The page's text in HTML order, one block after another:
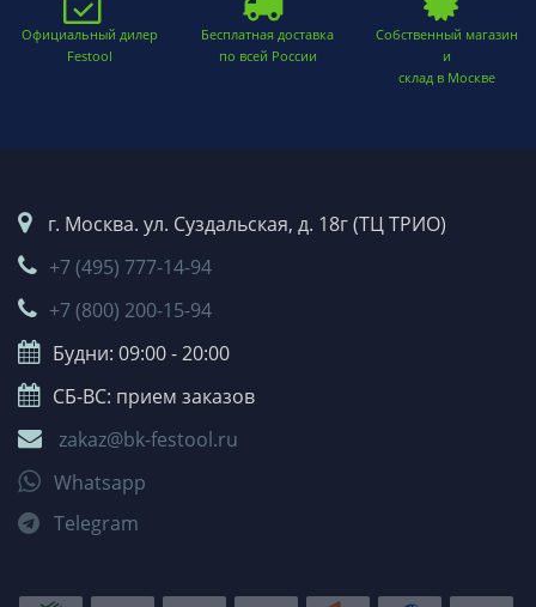
Официальный дилер
Festool
Бесплатная доставка
по всей России
Собственный магазин
и
склад в Москве
г. Москва. ул. Суздальская, д. 18г (ТЦ ТРИО)
+7 (495) 777-14-94
+7 (800) 200-15-94
Будни: 09:00 - 20:00
СБ-ВС: прием заказов
zakaz@bk-festool.ru
Whatsapp
Telegram